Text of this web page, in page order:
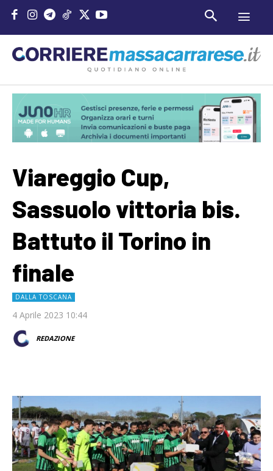
Viareggio Cup,
Sassuolo vittoria bis.
Battuto il Torino in
finale
DALLA TOSCANA
4 Aprile 2023 10:44
REDAZIONE